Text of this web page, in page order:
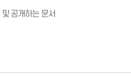
공개하는 문서